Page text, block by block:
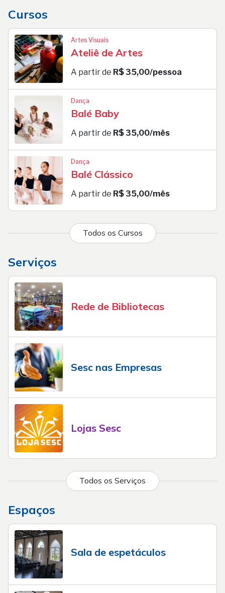
Cursos
Artes Visuais
Ateliê de Artes
A partir de R$ 35,00/pessoa
Dança
Balé Baby
A partir de R$ 35,00/mês
Dança
Balé Clássico
A partir de R$ 35,00/mês
Todos os Cursos
Serviços
Rede de Bibliotecas
Sesc nas Empresas
Lojas Sesc
Todos os Serviços
Espaços
Sala de espetáculos